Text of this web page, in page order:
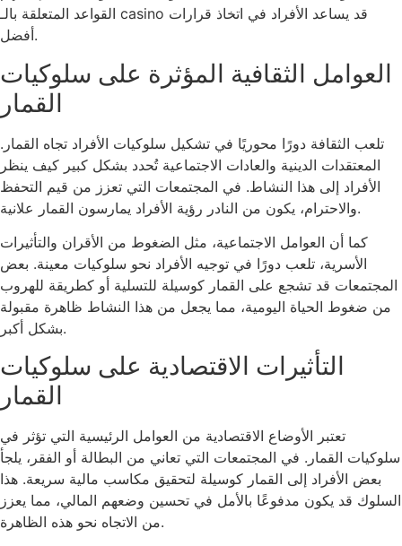
القواعد المتعلقة بالـ casino قد يساعد الأفراد في اتخاذ قرارات
أفضل.
العوامل الثقافية المؤثرة على سلوكيات
القمار
تلعب الثقافة دورًا محوريًا في تشكيل سلوكيات الأفراد تجاه القمار.
المعتقدات الدينية والعادات الاجتماعية تُحدد بشكل كبير كيف ينظر
الأفراد إلى هذا النشاط. في المجتمعات التي تعزز من قيم التحفظ
والاحترام، يكون من النادر رؤية الأفراد يمارسون القمار علانية.
كما أن العوامل الاجتماعية، مثل الضغوط من الأقران والتأثيرات
الأسرية، تلعب دورًا في توجيه الأفراد نحو سلوكيات معينة. بعض
المجتمعات قد تشجع على القمار كوسيلة للتسلية أو كطريقة للهروب
من ضغوط الحياة اليومية، مما يجعل من هذا النشاط ظاهرة مقبولة
بشكل أكبر.
التأثيرات الاقتصادية على سلوكيات
القمار
تعتبر الأوضاع الاقتصادية من العوامل الرئيسية التي تؤثر في
سلوكيات القمار. في المجتمعات التي تعاني من البطالة أو الفقر، يلجأ
بعض الأفراد إلى القمار كوسيلة لتحقيق مكاسب مالية سريعة. هذا
السلوك قد يكون مدفوعًا بالأمل في تحسين وضعهم المالي، مما يعزز
من الاتجاه نحو هذه الظاهرة.